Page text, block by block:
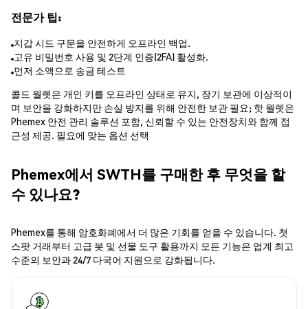
전문가 팁:
지갑 시드 구문을 안전하게 오프라인 백업.
고유 비밀번호 사용 및 2단계 인증(2FA) 활성화.
먼저 소액으로 송금 테스트
콜드 월렛은 개인 키를 오프라인 상태로 유지, 장기 보관에 이상적이
며 보안을 강화하지만 손실 방지를 위해 안전한 보관 필요; 핫 월렛은
Phemex 안전 관리 솔루션 포함, 신뢰할 수 있는 안전장치와 함께 접
근성 제공. 필요에 맞는 옵션 선택
Phemex에서 SWTH를 구매한 후 무엇을 할
수 있나요?
Phemex를 통해 암호화폐에서 더 많은 기회를 얻을 수 있습니다. 첫
스팟 거래부터 고급 봇 및 선물 도구 활용까지 모든 기능은 업계 최고
수준의 보안과 24/7 다국어 지원으로 강화됩니다.